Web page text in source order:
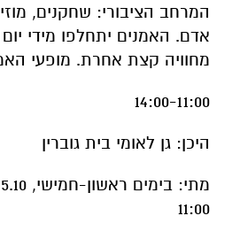
המרחב הציבורי: שחקנים,
אדם. האמנים יתחלפו מידי
מחוויה קצת אחרת. מופעי
14:00-11:00
היכן: גן לאומי בית גוברין
11:00